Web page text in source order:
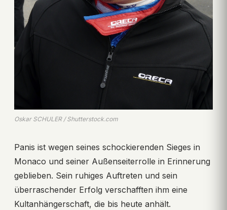
Oskar SCHULER / Shutterstock.com
Panis ist wegen seines schockierenden Sieges in
Monaco und seiner Außenseiterrolle in Erinnerung
geblieben. Sein ruhiges Auftreten und sein
überraschender Erfolg verschafften ihm eine
Kultanhängerschaft, die bis heute anhält.